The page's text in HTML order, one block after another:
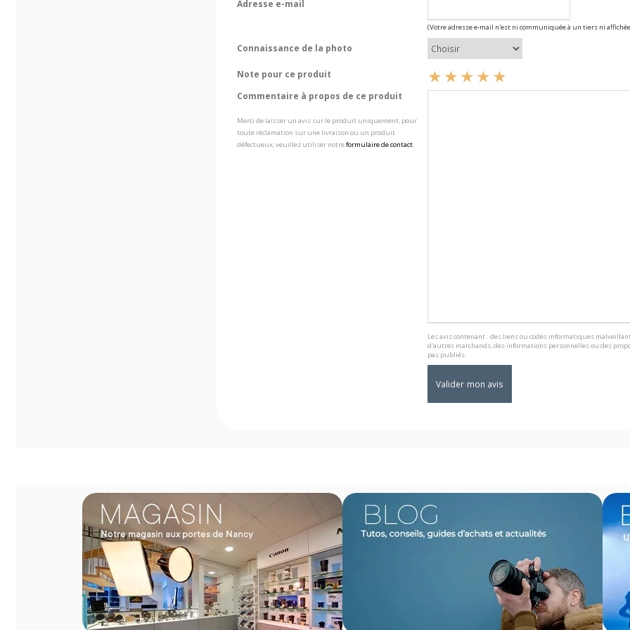
Adresse e-mail
(Votre adresse e-mail n'est ni communiquée à un tiers ni
Connaissance de la photo
Note pour ce produit
Commentaire à propos de ce produit
Merci de laisser un avis sur le produit uniquement, pour
toute réclamation sur une livraison ou un produit
défectueux, veuillez utiliser notreformulaire de contact.
Les avis contenant : des liens ou codes informatiques
d'autres marchands, des informations personnelles ou des
pas publiés.